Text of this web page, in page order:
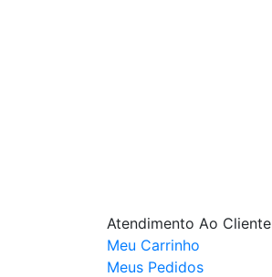
Atendimento Ao Cliente
Meu Carrinho
Meus Pedidos